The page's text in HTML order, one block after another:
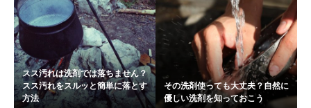
スス汚れは洗剤では落ちません？
スス汚れをスルッと簡単に落とす
方法
その洗剤使っても大丈夫？自然に
優しい洗剤を知っておこう